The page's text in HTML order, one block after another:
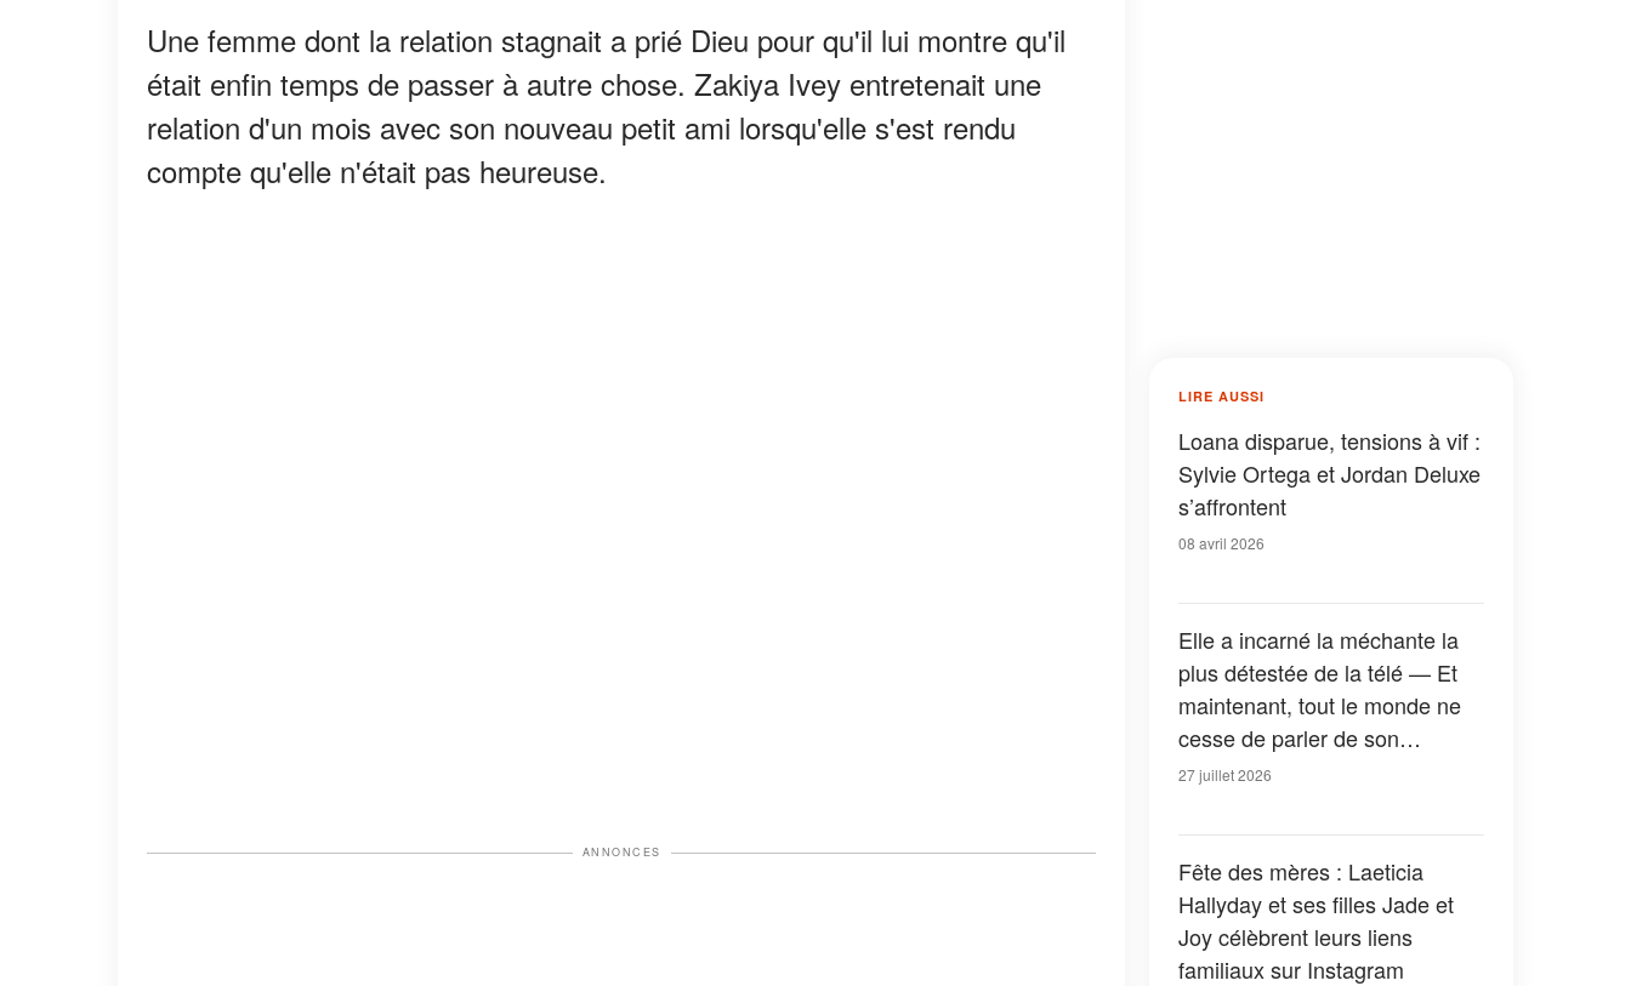
Une femme dont la relation stagnait a prié Dieu pour qu'il lui montre qu'il
était enfin temps de passer à autre chose. Zakiya Ivey entretenait une
relation d'un mois avec son nouveau petit ami lorsqu'elle s'est rendu
compte qu'elle n'était pas heureuse.
ANNONCES
LIRE AUSSI
Loana disparue, tensions à vif :
Sylvie Ortega et Jordan Deluxe
s’affrontent
08 avril 2026
Elle a incarné la méchante la
plus détestée de la télé — Et
maintenant, tout le monde ne
cesse de parler de son
apparition dans la nouvelle
27 juillet 2026
Fête des mères : Laeticia
Hallyday et ses filles Jade et
Joy célèbrent leurs liens
familiaux sur Instagram